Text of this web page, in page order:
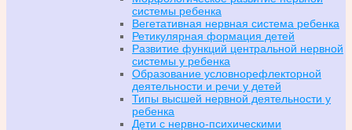
системы ребенка
Вегетативная нервная система ребенка
Ретикулярная формация детей
Развитие функций центральной нервной
системы у ребенка
Образование условнорефлекторной
деятельности и речи у детей
Типы высшей нервной деятельности у
ребенка
Дети с нервно-психическими